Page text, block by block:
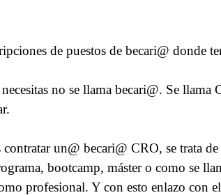
de puestos de becari@ donde
no se llama becari@. Se
contratar un@ becari@ CRO, se trata
bootcamp, máster o como se
profesional. Y con esto enlazo con